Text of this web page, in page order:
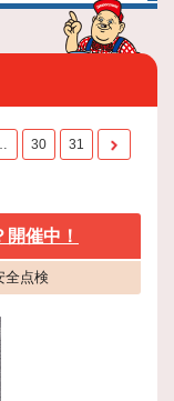
30 31
催中！
全点検